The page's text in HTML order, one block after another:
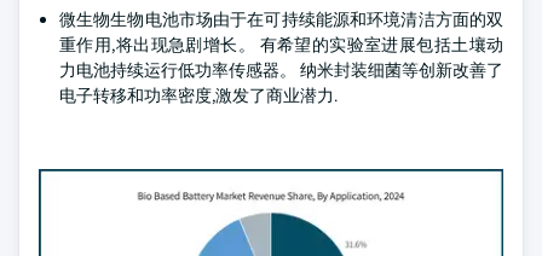
微生物生物电池市场由于在可持续能源和环境清洁方面的双
重作用,将出现急剧增长。 有希望的实验室进展包括土壤动
力电池持续运行低功率传感器。 纳米封装细菌等创新改善了
电子转移和功率密度,激发了商业潜力.